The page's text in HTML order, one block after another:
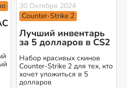
30 Октября 2024
Counter-Strike 2
Лучший инвентарь
за 5 долларов в CS2
Набор красивых скинов
Counter-Strike 2 для тех, кто
хочет уложиться в 5
долларов